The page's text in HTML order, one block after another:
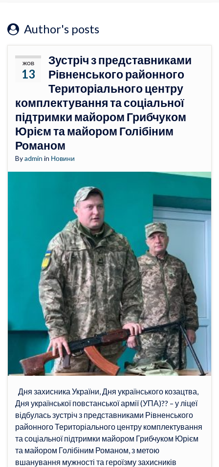
Author's posts
ЖОВ
13
Зустріч з представниками
Рівненського районного
Територіального центру
комплектування та соціальної
підтримки майором Грибчуком
Юрієм та майором Голібіним
Романом
Byadmin in Новини
Дня захисника України, Дня українського козацтва,
Дня української повстанської армії (УПА)?? – у ліцеї
відбулась зустріч з представниками Рівненського
районного Територіального центру комплектування
та соціальної підтримки майором Грибчуком Юрієм
та майором Голібіним Романом, з метою
вшанування мужності та героїзму захисників